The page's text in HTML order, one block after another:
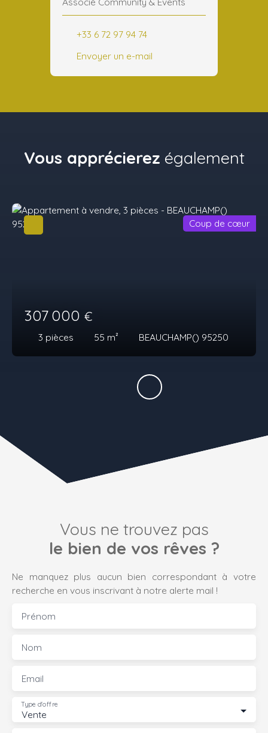
+33 6 72 97 94 74
Envoyer un e-mail
Vous apprécierez également
307 000 €
3 pièces 55 m² BEAUCHAMP() 95250
Coup de cœur
Vous ne trouvez pas
le bien de vos rêves ?
Ne manquez plus aucun bien correspondant à votre
recherche en vous inscrivant à notre alerte mail !
Prénom
Nom
Email
Vente
Type d'offre